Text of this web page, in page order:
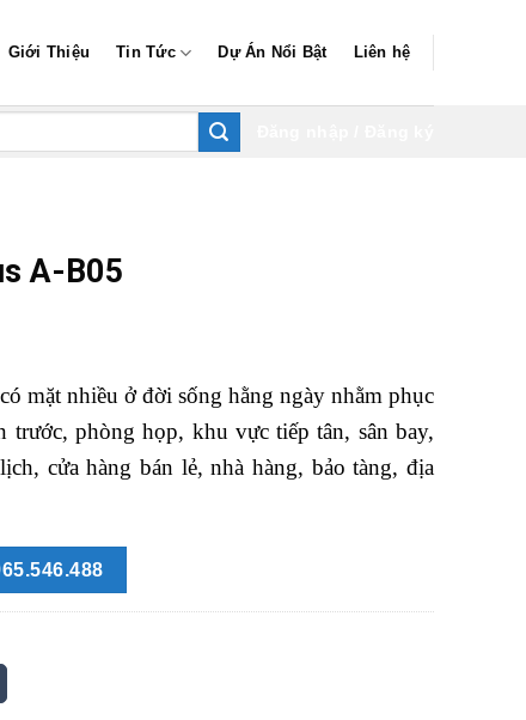
Giới Thiệu Tin Tức Dự Án Nổi Bật Liên hệ
A-B05
mặt nhiều ở đời sống hằng ngày nhằm phục
trước, phòng họp, khu vực tiếp tân, sân bay,
cửa hàng bán lẻ, nhà hàng, bảo tàng, địa